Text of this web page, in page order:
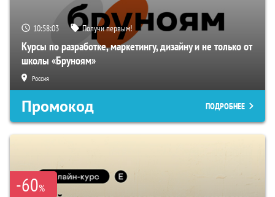
10:58:02 Получи первым!
Курсы по разработке, маркетингу, дизайну и не только от
школы «Бруноям»
Россия
Промокод ПОДРОБНЕЕ
-60%